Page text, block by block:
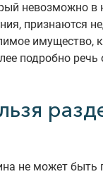
невозможно в
признаются
имущество,
подробно речь
не может быть